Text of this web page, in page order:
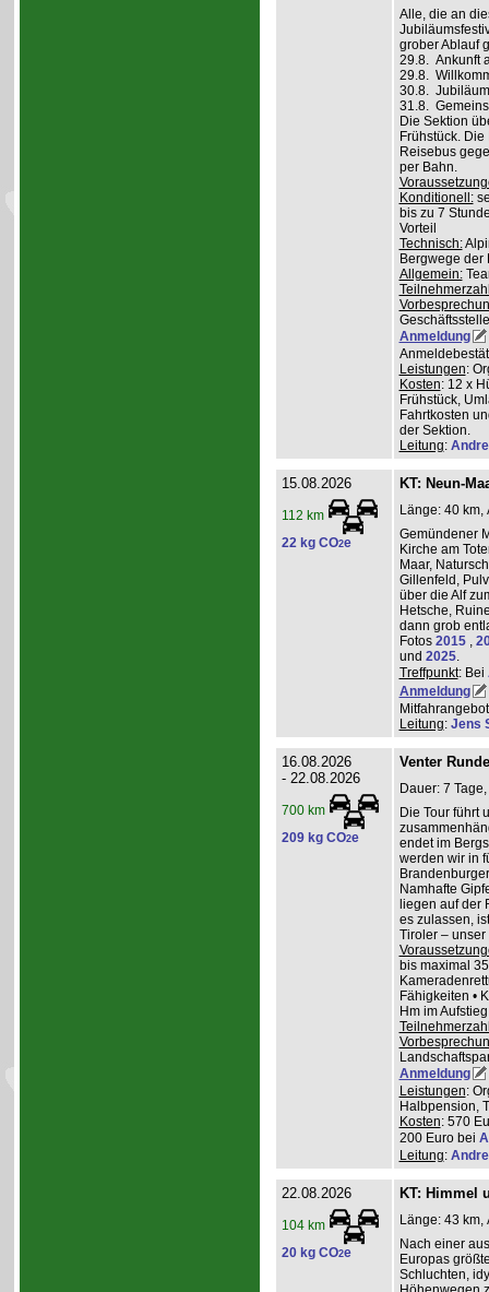
Alle, die an
grober Ablauf
29.8. Ankunft
29.8.
30.8.
31.8.
Die Sektion
Frühstück.
Reisebus
per Bahn.
Konditionell:
bis zu 7
Vorteil
Technisch:
Bergwege
Allgemein:
Anmeldung
Leistungen:
Kosten: 12 x
Frühstück,
Fahrtkosten
der Sektion.
Leitung:
15.08.2026
112 km
22 kg CO2e
KT: Neun-
Länge: 40 km,
Gemündener
Kirche am
Maar,
Gillenfeld,
über die Alf
Hetsche,
dann grob
Fotos 2015 ,
und 2025.
Treffpunkt: Bei
Anmeldung
Leitung: Jens
16.08.2026
- 22.08.2026
700 km
209 kg CO2e
Venter
Dauer: 7
Die Tour führt
endet im
werden wir in
Namhafte
liegen auf der
es zulassen,
Tiroler – unser
bis maximal
Fähigkeiten •
Hm im
Anmeldung
Leistungen:
Halbpension,
Kosten: 570
200 Euro bei
Leitung:
22.08.2026
104 km
20 kg CO2e
KT: Himmel
Länge: 43 km,
Nach einer
Europas
Schluchten,